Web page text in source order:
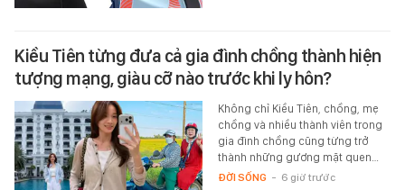
Kiều Tiên từng đưa cả gia đình chồng thành hiện
tượng mạng, giàu cỡ nào trước khi ly hôn?
Không chỉ Kiều Tiên, chồng, mẹ
chồng và nhiều thành viên trong
gia đình chồng cũng từng trở
thành những gương mặt quen…
ĐỜI SỐNG - 6 giờ trước